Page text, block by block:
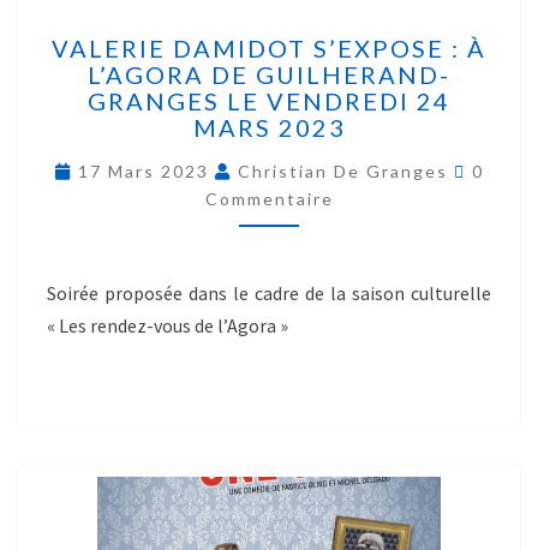
VALERIE DAMIDOT S’EXPOSE : À
L’AGORA DE GUILHERAND-
GRANGES LE VENDREDI 24
MARS 2023
17 Mars 2023 Christian De Granges
0
Commentaire
Soirée proposée dans le cadre de la saison culturelle
« Les rendez-vous de l’Agora »